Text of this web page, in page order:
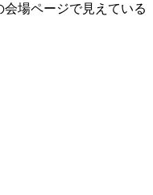
場ページで見えている